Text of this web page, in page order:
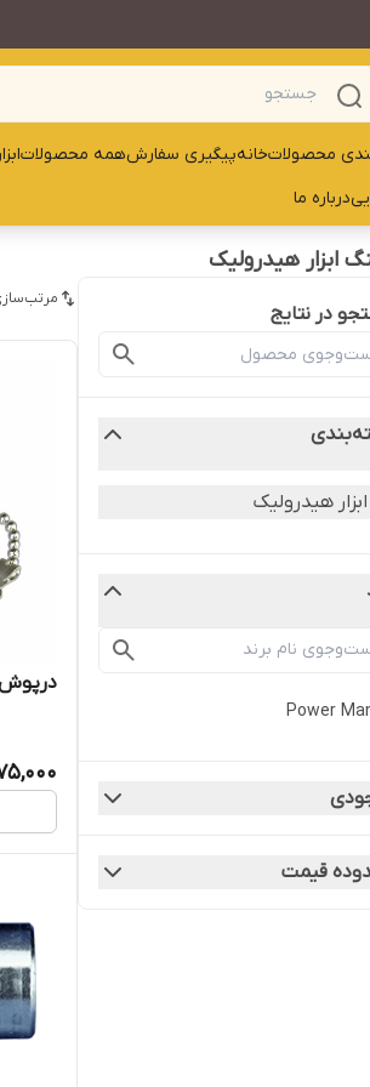
محصولاتخانهپیگیری سفارشهمه محصولات
درباره ما
ابزار هیدرولیک
در نتایج
ابزار هیدرولیک
Power
قیمت
درپوش